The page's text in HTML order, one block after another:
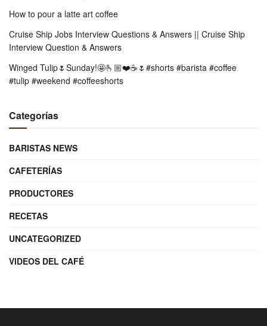
How to pour a latte art coffee
Cruise Ship Jobs Interview Questions & Answers || Cruise Ship
Interview Question & Answers
Winged Tulip🌷Sunday!🤩🫰🏼❤️☕️🌷#shorts #barista #coffee
#tulip #weekend #coffeeshorts
Categorías
BARISTAS NEWS
CAFETERÍAS
PRODUCTORES
RECETAS
UNCATEGORIZED
VIDEOS DEL CAFÉ